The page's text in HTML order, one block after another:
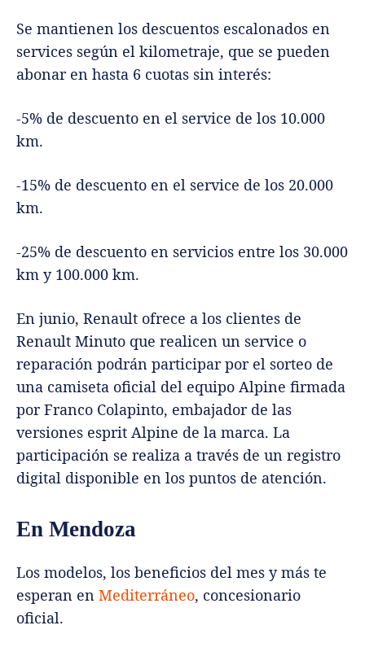
Se mantienen los descuentos escalonados en
services según el kilometraje, que se pueden
abonar en hasta 6 cuotas sin interés:
-5% de descuento en el service de los 10.000
km.
-15% de descuento en el service de los 20.000
km.
-25% de descuento en servicios entre los 30.000
km y 100.000 km.
En junio, Renault ofrece a los clientes de
Renault Minuto que realicen un service o
reparación podrán participar por el sorteo de
una camiseta oficial del equipo Alpine firmada
por Franco Colapinto, embajador de las
versiones esprit Alpine de la marca. La
participación se realiza a través de un registro
digital disponible en los puntos de atención.
En Mendoza
Los modelos, los beneficios del mes y más te
esperan en Mediterráneo, concesionario
oficial.